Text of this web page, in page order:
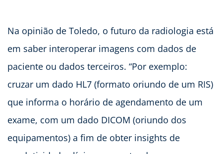
Na opinião de Toledo, o futuro da radiologia está
em saber interoperar imagens com dados de
paciente ou dados terceiros. “Por exemplo:
cruzar um dado HL7 (formato oriundo de um RIS)
que informa o horário de agendamento de um
exame, com um dado DICOM (oriundo dos
equipamentos) a fim de obter insights de